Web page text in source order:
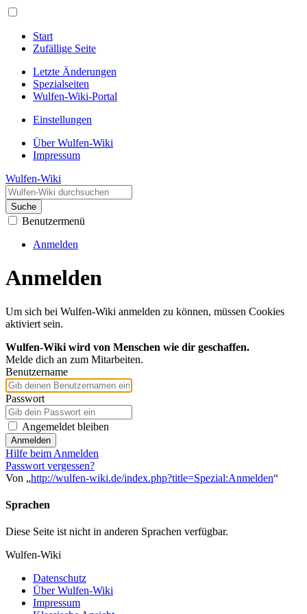
Start
Zufällige Seite
Letzte Änderungen
Spezialseiten
Wulfen-Wiki-Portal
Einstellungen
Über Wulfen-Wiki
Impressum
Wulfen-Wiki
Suche
Benutzermenü
Anmelden
Anmelden
Um sich bei Wulfen-Wiki anmelden zu können, müssen Cookies
aktiviert sein.
Wulfen-Wiki wird von Menschen wie dir geschaffen.
Melde dich an zum Mitarbeiten.
Benutzername
Passwort
Angemeldet bleiben
Anmelden
Hilfe beim Anmelden
Passwort vergessen?
Von „http://wulfen-wiki.de/index.php?title=Spezial:Anmelden“
Sprachen
Diese Seite ist nicht in anderen Sprachen verfügbar.
Wulfen-Wiki
Datenschutz
Über Wulfen-Wiki
Impressum